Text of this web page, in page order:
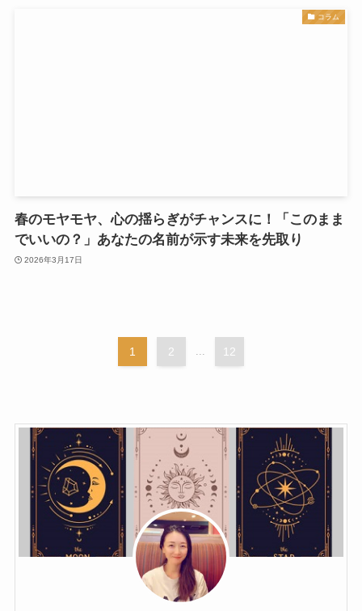
コラム
春のモヤモヤ、心の揺らぎがチャンスに！「このまま
でいいの？」あなたの名前が示す未来を先取り
2026年3月17日
1 2 ... 12